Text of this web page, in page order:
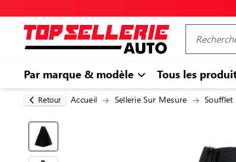
Par marque & modèle Tous les
Retour Accueil Sellerie Sur Mesure Soufflet